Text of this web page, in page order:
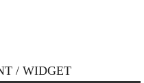
/ WIDGET